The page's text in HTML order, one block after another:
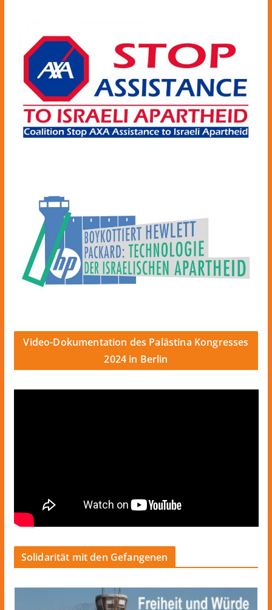
Video-Dokumentation des Palästina Kongresses
2024 in Berlin
Solidarität mit den Gefangenen